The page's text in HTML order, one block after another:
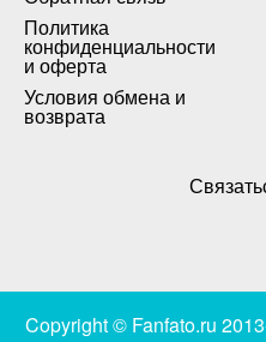
Политика
конфиденциальности
и оферта
Условия обмена и
возврата
Copyright © Fanfato.ru